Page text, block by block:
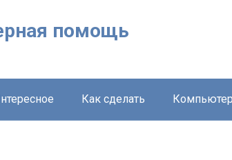
помощь
Как сделать